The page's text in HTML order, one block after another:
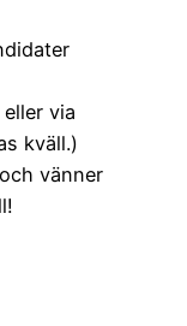
via
kväll.)
vänner